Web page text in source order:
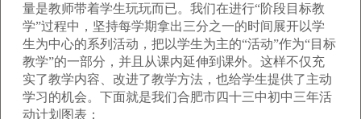
量是教师带着学生玩玩而已。我们在进行“阶段目标教
学”过程中，坚持每学期拿出三分之一的时间展开以学
生为中心的系列活动，把以学生为主的“活动”作为“目标
教学”的一部分，并且从课内延伸到课外。这样不仅充
实了教学内容、改进了教学方法，也给学生提供了主动
学习的机会。下面就是我们合肥市四十三中初中三年活
动计划图表：